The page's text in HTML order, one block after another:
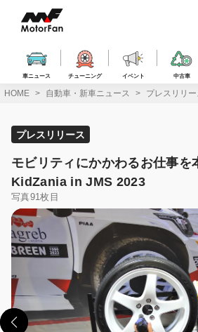
ス
車ニュース チューニング イベント 中古車
HOME 自動車・新車ニュース プレスリリー
プレスリリース
モビリティにかかわるお仕事
KidZania in JMS 2023
写真91枚目